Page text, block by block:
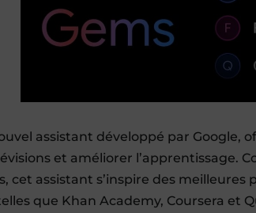
assistant développé par Google,
et améliorer l’apprentissage.
cet assistant s’inspire des
que Khan Academy, Coursera et